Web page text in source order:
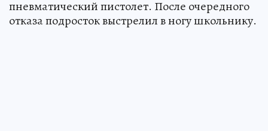
пневматический пистолет. После очередного
отказа подросток выстрелил в ногу школьнику.